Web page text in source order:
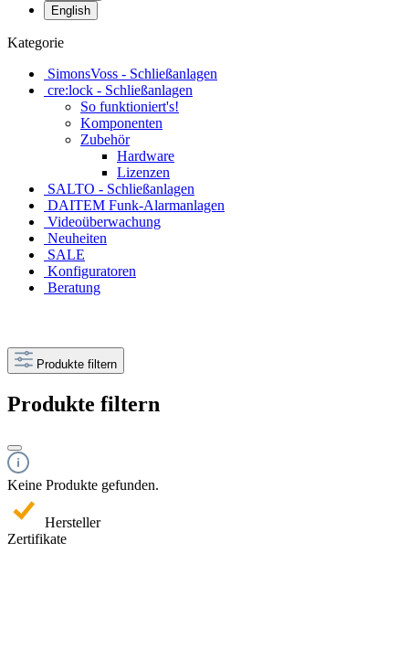
English
Kategorie
SimonsVoss - Schließanlagen
cre:lock - Schließanlagen
So funktioniert's!
Komponenten
Zubehör
Hardware
Lizenzen
SALTO - Schließanlagen
DAITEM Funk-Alarmanlagen
Videoüberwachung
Neuheiten
SALE
Konfiguratoren
Beratung
Produkte filtern
Produkte filtern
Keine Produkte gefunden.
Hersteller
Zertifikate